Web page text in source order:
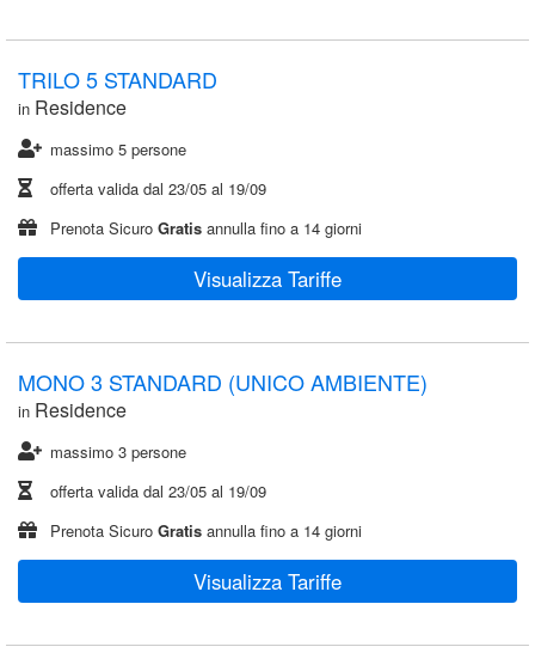
TRILO 5 STANDARD
in Residence
massimo 5 persone
offerta valida dal 23/05 al 19/09
Prenota Sicuro Gratis annulla fino a 14 giorni
Visualizza Tariffe
MONO 3 STANDARD (UNICO AMBIENTE)
in Residence
massimo 3 persone
offerta valida dal 23/05 al 19/09
Prenota Sicuro Gratis annulla fino a 14 giorni
Visualizza Tariffe